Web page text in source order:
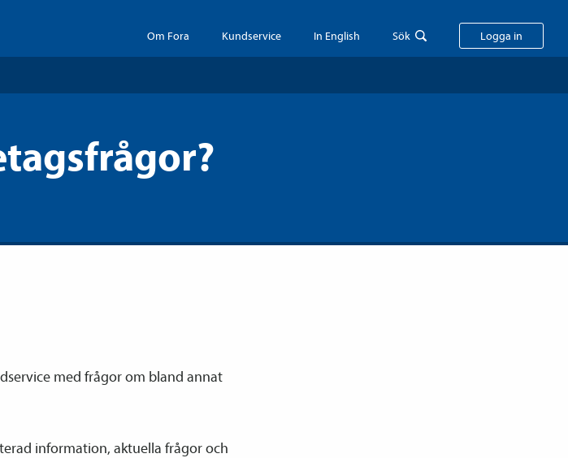
Om Fora Kundservice In English Sök Logga in
med frågor om bland annat
information, aktuella frågor och